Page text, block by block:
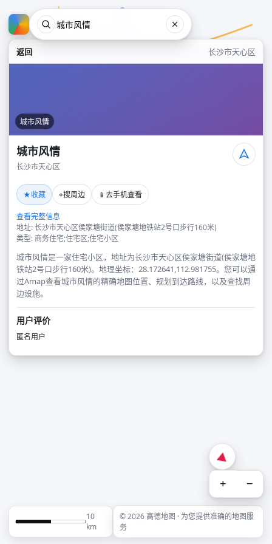
返回 长沙市天心区
城市风情
城市风情
长沙市天心区
★收藏 ⌖搜周边 📱 去手机查看
查看完整信息
地址: 长沙市天心区侯家塘街道(侯家塘地铁站2号口步行160米)
类型: 商务住宅;住宅区;住宅小区
城市风情是一家住宅小区，地址为长沙市天心区侯家塘街道(侯家塘地
铁站2号口步行160米)。地理坐标：28.172641,112.981755。您可以通
过Amap查看城市风情的精确地图位置、规划到达路线，以及查找周
边设施。
用户评价
匿名用户
+ −
10
km
© 2026 高德地图 · 为您提供准确的地图服
务